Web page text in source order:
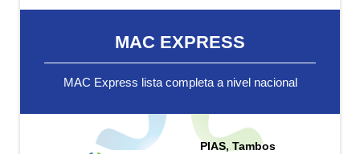
MAC EXPRESS
MAC Express lista completa a nivel nacional
PIAS, Tambos